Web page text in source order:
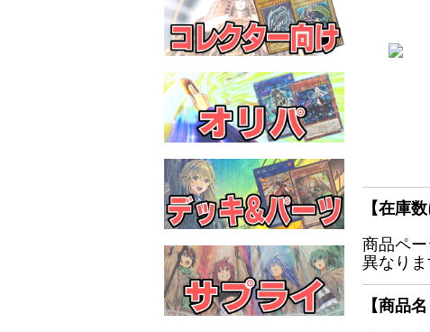
【在庫
商品ペ
異なりま
【商品